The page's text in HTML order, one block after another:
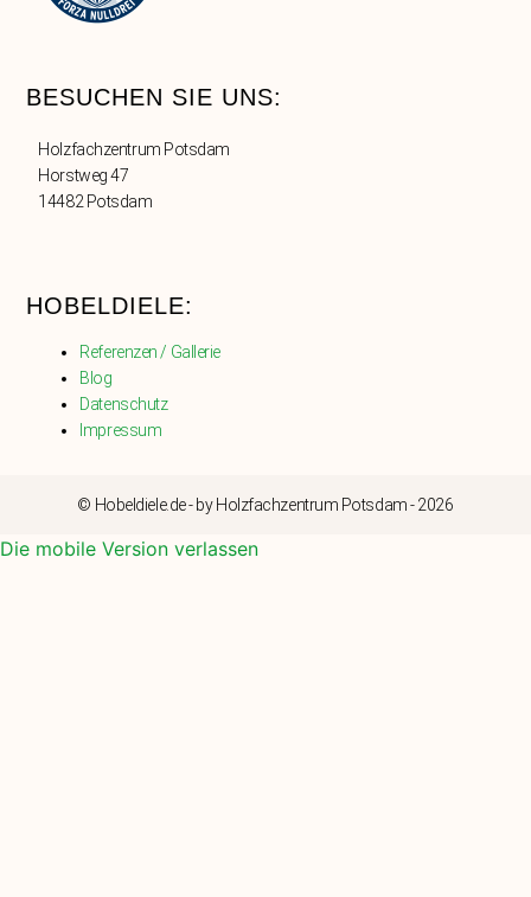
BESUCHEN SIE UNS:
Holzfachzentrum Potsdam
Horstweg 47
14482 Potsdam
HOBELDIELE:
Referenzen / Gallerie
Blog
Datenschutz
Impressum
© Hobeldiele.de - by Holzfachzentrum Potsdam - 2026
Die mobile Version verlassen